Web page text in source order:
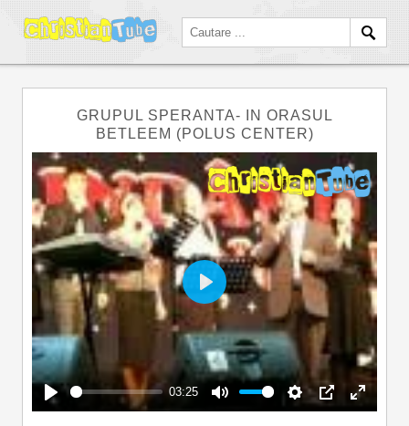
GRUPUL SPERANTA- IN ORASUL
BETLEEM (POLUS CENTER)
Play
03:25
Mute Settings
PIP Enter
Play